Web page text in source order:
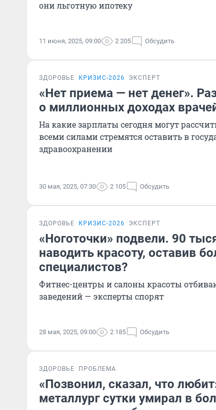
они льготную ипотеку
11 июня, 2025, 09:00 2 205 Обсудить
ЗДОРОВЬЕ КРИЗИС-2026 ЭКСПЕРТ
«Нет приема — нет денег».
о миллионных доходах
На какие зарплаты сегодня могут
всеми силами стремятся оставить в
здравоохранении
30 мая, 2025, 07:30 2 105 Обсудить
ЗДОРОВЬЕ КРИЗИС-2026 ЭКСПЕРТ
«Ноготочки» подвели. 90
наводить красоту, оставив
специалистов?
Фитнес-центры и салоны красоты
заведений — эксперты спорят
28 мая, 2025, 09:00 2 185 Обсудить
ЗДОРОВЬЕ ПРОБЛЕМА
«Позвонил, сказал, что
металлург сутки умирал в